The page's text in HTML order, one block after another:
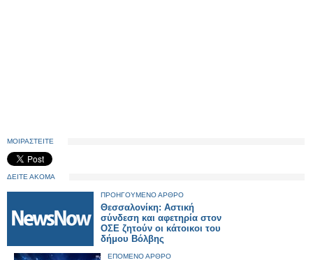
ΜΟΙΡΑΣΤΕΙΤΕ
ΔΕΙΤΕ ΑΚΟΜΑ
ΠΡΟΗΓΟΥΜΕΝΟ ΑΡΘΡΟ
Θεσσαλονίκη: Αστική
σύνδεση και αφετηρία στον
ΟΣΕ ζητούν οι κάτοικοι του
δήμου Βόλβης
ΕΠΟΜΕΝΟ ΑΡΘΡΟ